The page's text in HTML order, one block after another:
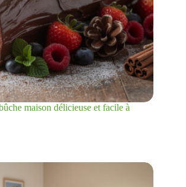
maison délicieuse et facile à